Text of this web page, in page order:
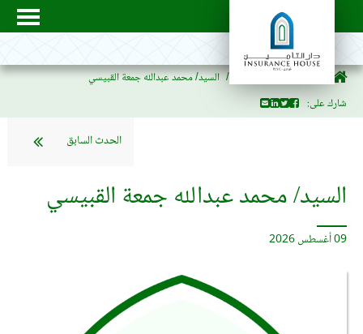
السيد/ محمد عبدالله جمعة القبيسي
شارك على:
الحدث السابق
السيد/ محمد عبدالله جمعة القبيسي
09 أغسطس 2026